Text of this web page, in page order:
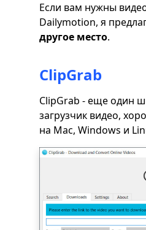
Если вам нужны
Dailymotion, я
другое место.
ClipGrab
ClipGrab - еще один
загрузчик видео,
на Mac, Windows и